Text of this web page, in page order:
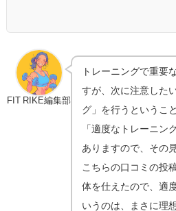
FIT RIKE編集部
トレーニングで重要
すが、次に注意した
グ」を行うというこ
「適度なトレーニン
ありますので、その
こちらの口コミの投
体を仕えたので、適
いうのは、まさに理